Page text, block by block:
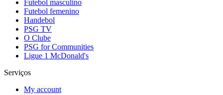
Futebol masculino
Futebol femenino
Handebol
PSG TV
O Clube
PSG for Communities
Ligue 1 McDonald's
Serviços
My account